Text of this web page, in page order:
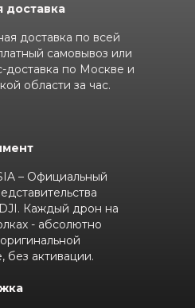
доставка
доставка по всей
самовывоз или
доставка по Москве и
области за час.
– Официальный
Каждый дрон на
- абсолютно
без активации.